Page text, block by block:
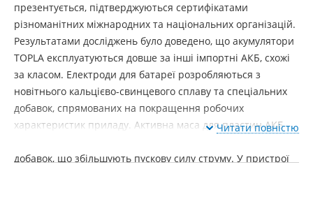
презентується, підтверджуються сертифікатами
різноманітних міжнародних та національних організацій.
Результатами досліджень було доведено, що акумулятори
TOPLА експлуатуються довше за інші імпортні АКБ, схожі
за класом. Електроди для батареї розробляються з
новітнього кальцієво-свинцевого сплаву та спеціальних
добавок, спрямованих на покращення робочих
характеристик приладу. Активна маса для пластин АКБ
добавок, що збільшують пускову силу струму. У пристрої
Читати повністю